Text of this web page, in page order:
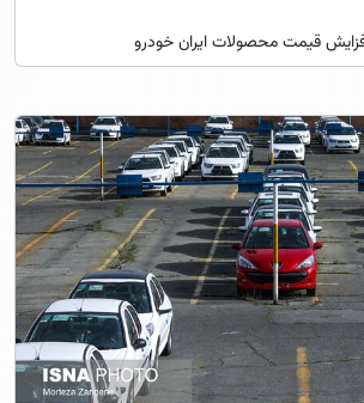
قیمت محصولات ایران خودرو